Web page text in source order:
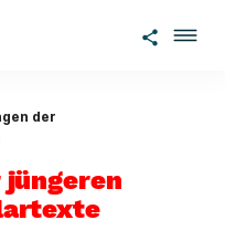
der
jüngeren